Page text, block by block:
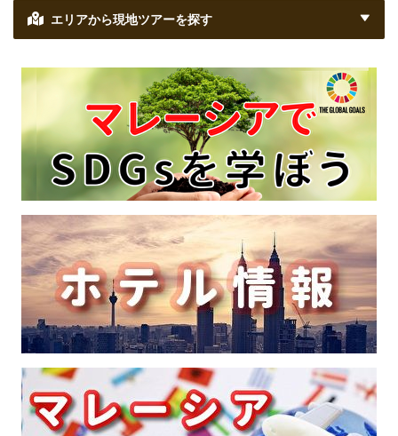
エリアから現地ツアーを探す